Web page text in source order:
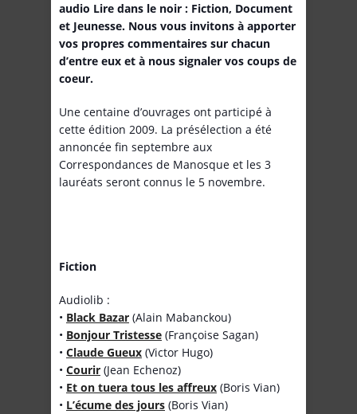
audio Lire dans le noir : Fiction, Document
et Jeunesse. Nous vous invitons à apporter
vos propres commentaires sur chacun
d’entre eux et à nous signaler vos coups de
coeur.
Une centaine d’ouvrages ont participé à
cette édition 2009. La présélection a été
annoncée fin septembre aux
Correspondances de Manosque et les 3
lauréats seront connus le 5 novembre.
Fiction
Audiolib :
• Black Bazar (Alain Mabanckou)
• Bonjour Tristesse (Françoise Sagan)
• Claude Gueux (Victor Hugo)
• Courir (Jean Echenoz)
• Et on tuera tous les affreux (Boris Vian)
• L’écume des jours (Boris Vian)